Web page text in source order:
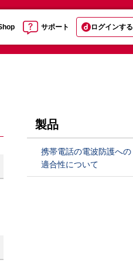
サポート ログインする
製品
携帯電話の電波防護への
適合性について